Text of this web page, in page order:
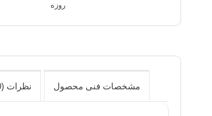
روزه
مشخصات فنی محصول نظرات (0)